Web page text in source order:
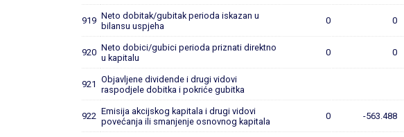
919 Neto dobitak/gubitak perioda iskazan u
bilansu uspjeha
0 0
920 Neto dobici/gubici perioda priznati direktno
u kapitalu
0 0
921 Objavljene dividende i drugi vidovi
raspodjele dobitka i pokriće gubitka
922 Emisija akcijskog kapitala i drugi vidovi
povećanja ili smanjenje osnovnog kapitala
0 -563.488